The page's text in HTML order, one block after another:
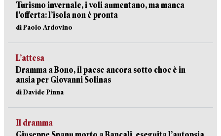
Turismo invernale, i voli aumentano, ma manca
l’offerta: l’isola non è pronta
di Paolo Ardovino
L’attesa
Dramma a Bono, il paese ancora sotto choc è in
ansia per Giovanni Solinas
di Davide Pinna
Il dramma